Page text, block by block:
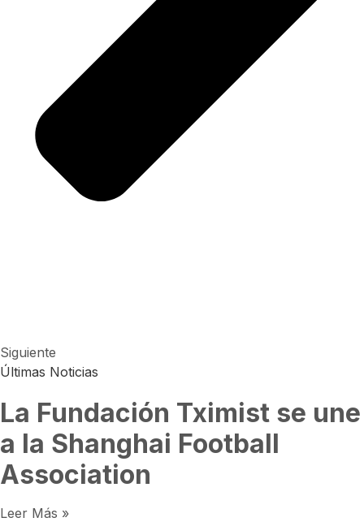
Siguiente
Últimas Noticias
La Fundación Tximist se une
a la Shanghai Football
Association
Leer Más »